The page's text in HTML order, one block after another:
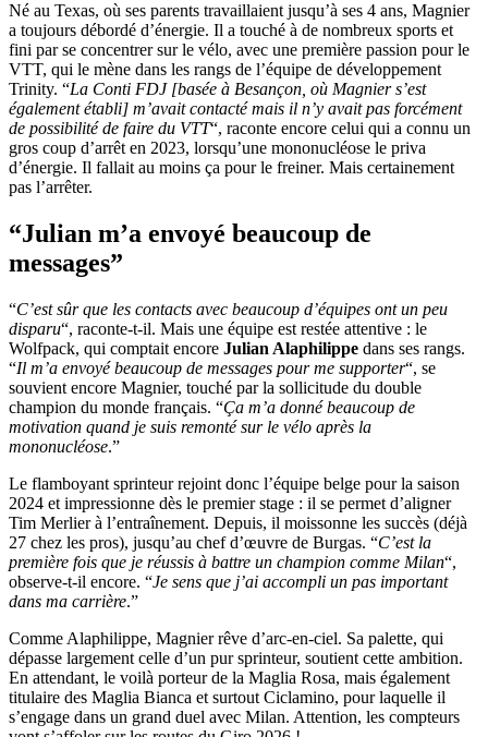
Né au Texas, où ses parents travaillaient jusqu’à ses 4 ans, Magnier
a toujours débordé d’énergie. Il a touché à de nombreux sports et
fini par se concentrer sur le vélo, avec une première passion pour le
VTT, qui le mène dans les rangs de l’équipe de développement
Trinity. “La Conti FDJ [basée à Besançon, où Magnier s’est
également établi] m’avait contacté mais il n’y avait pas forcément
de possibilité de faire du VTT“, raconte encore celui qui a connu un
gros coup d’arrêt en 2023, lorsqu’une mononucléose le priva
d’énergie. Il fallait au moins ça pour le freiner. Mais certainement
pas l’arrêter.
“Julian m’a envoyé beaucoup de
messages”
“C’est sûr que les contacts avec beaucoup d’équipes ont un peu
disparu“, raconte-t-il. Mais une équipe est restée attentive : le
Wolfpack, qui comptait encore Julian Alaphilippe dans ses rangs.
“Il m’a envoyé beaucoup de messages pour me supporter“, se
souvient encore Magnier, touché par la sollicitude du double
champion du monde français. “Ça m’a donné beaucoup de
motivation quand je suis remonté sur le vélo après la
mononucléose.”
Le flamboyant sprinteur rejoint donc l’équipe belge pour la saison
2024 et impressionne dès le premier stage : il se permet d’aligner
Tim Merlier à l’entraînement. Depuis, il moissonne les succès (déjà
27 chez les pros), jusqu’au chef d’œuvre de Burgas. “C’est la
première fois que je réussis à battre un champion comme Milan“,
observe-t-il encore. “Je sens que j’ai accompli un pas important
dans ma carrière.”
Comme Alaphilippe, Magnier rêve d’arc-en-ciel. Sa palette, qui
dépasse largement celle d’un pur sprinteur, soutient cette ambition.
En attendant, le voilà porteur de la Maglia Rosa, mais également
titulaire des Maglia Bianca et surtout Ciclamino, pour laquelle il
s’engage dans un grand duel avec Milan. Attention, les compteurs